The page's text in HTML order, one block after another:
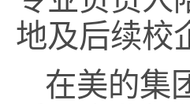
地及后续校
在美的集